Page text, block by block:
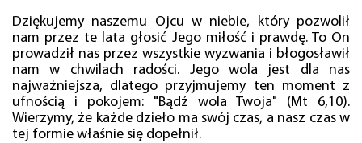
Dziękujemy naszemu Ojcu w niebie, który pozwolił
nam przez te lata głosić Jego miłość i prawdę. To On
prowadził nas przez wszystkie wyzwania i błogosławił
nam w chwilach radości. Jego wola jest dla nas
najważniejsza, dlatego przyjmujemy ten moment z
ufnością i pokojem: "Bądź wola Twoja" (Mt 6,10).
Wierzymy, że każde dzieło ma swój czas, a nasz czas w
tej formie właśnie się dopełnił.